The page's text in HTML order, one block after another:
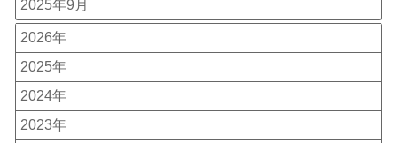
2025年9月
2026年
2025年
2024年
2023年